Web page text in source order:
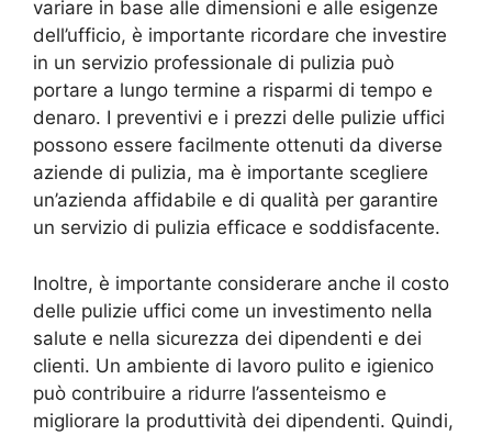
variare in base alle dimensioni e alle esigenze
dell’ufficio, è importante ricordare che investire
in un servizio professionale di pulizia può
portare a lungo termine a risparmi di tempo e
denaro. I preventivi e i prezzi delle pulizie uffici
possono essere facilmente ottenuti da diverse
aziende di pulizia, ma è importante scegliere
un’azienda affidabile e di qualità per garantire
un servizio di pulizia efficace e soddisfacente.
Inoltre, è importante considerare anche il costo
delle pulizie uffici come un investimento nella
salute e nella sicurezza dei dipendenti e dei
clienti. Un ambiente di lavoro pulito e igienico
può contribuire a ridurre l’assenteismo e
migliorare la produttività dei dipendenti. Quindi,